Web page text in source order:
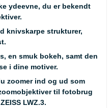
ydeevne, du er bekendt
knivskarpe strukturer,
en smuk bokeh, samt den
i dine motiver.
zoomer ind og ud som
til fotobrug
LWZ.3.